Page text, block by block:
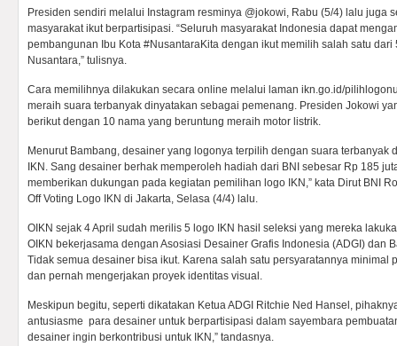
Presiden sendiri melalui Instagram resminya @jokowi, Rabu (5/4) lalu juga
masyarakat ikut berpartisipasi. “Seluruh masyarakat Indonesia dapat
pembangunan Ibu Kota #NusantaraKita dengan ikut memilih salah satu dari
Nusantara,” tulisnya.
Cara memilihnya dilakukan secara online melalui laman ikn.go.id/
meraih suara terbanyak dinyatakan sebagai pemenang. Presiden Jokowi
berikut dengan 10 nama yang beruntung meraih motor listrik.
Menurut Bambang, desainer yang logonya terpilih dengan suara terbanyak
IKN. Sang desainer berhak memperoleh hadiah dari BNI sebesar Rp 185
memberikan dukungan pada kegiatan pemilihan logo IKN,” kata Dirut BNI
Off Voting Logo IKN di Jakarta, Selasa (4/4) lalu.
OIKN sejak 4 April sudah merilis 5 logo IKN hasil seleksi yang mereka
OIKN bekerjasama dengan Asosiasi Desainer Grafis Indonesia (ADGI) dan
Tidak semua desainer bisa ikut. Karena salah satu persyaratannya minimal
dan pernah mengerjakan proyek identitas visual.
Meskipun begitu, seperti dikatakan Ketua ADGI Ritchie Ned Hansel,
antusiasme para desainer untuk berpartisipasi dalam sayembara
desainer ingin berkontribusi untuk IKN,” tandasnya.